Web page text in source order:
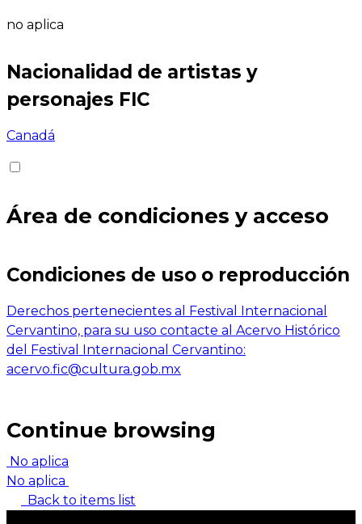
no aplica
Nacionalidad de artistas y
personajes FIC
Canadá
Área de condiciones y acceso
Condiciones de uso o reproducción
Derechos pertenecientes al Festival Internacional
Cervantino, para su uso contacte al Acervo Histórico
del Festival Internacional Cervantino:
acervo.fic@cultura.gob.mx
Continue browsing
No aplica
No aplica
Back to items list